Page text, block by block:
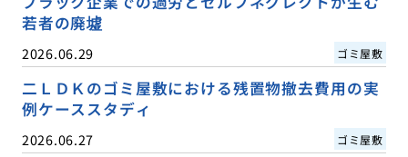
若者の廃墟
2026.06.29 ゴミ屋敷
二ＬＤＫのゴミ屋敷における残置物撤去費用の実
例ケーススタディ
2026.06.27 ゴミ屋敷